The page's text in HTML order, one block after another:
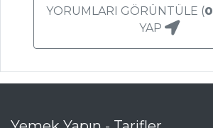
ŞEVKET-İ
Tarifleri
SEBZE
YORUMLARI GÖRÜNTÜLE (0
YAP